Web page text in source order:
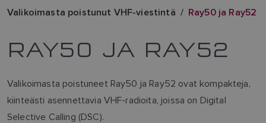
Valikoimasta poistunut VHF-viestintä
Ray50 ja Ray52
RAY50 JA RAY52
Valikoimasta poistuneet Ray50 ja Ray52 ovat kompakteja,
kiinteästi asennettavia VHF-radioita, joissa on Digital
Selective Calling (DSC).